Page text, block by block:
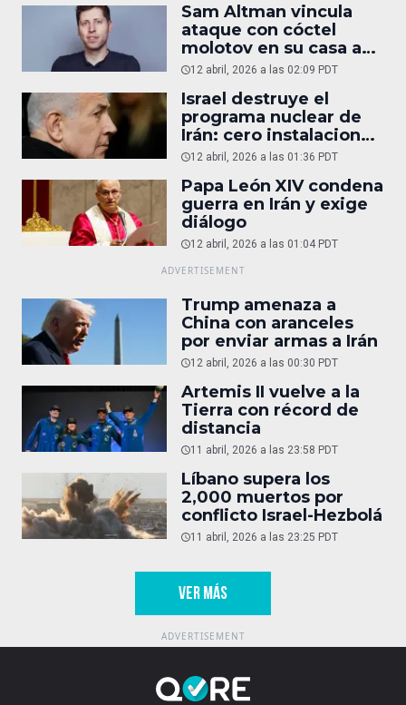
Sam Altman vincula
ataque con cóctel
molotov en su casa a
reportaje
12 abril, 2026 a las 02:09 PDT
Israel destruye el
programa nuclear de
Irán: cero instalaciones
operativas
12 abril, 2026 a las 01:36 PDT
Papa León XIV condena
guerra en Irán y exige
diálogo
12 abril, 2026 a las 01:04 PDT
Trump amenaza a
China con aranceles
por enviar armas a Irán
12 abril, 2026 a las 00:30 PDT
Artemis II vuelve a la
Tierra con récord de
distancia
11 abril, 2026 a las 23:58 PDT
Líbano supera los
2,000 muertos por
conflicto Israel-Hezbolá
11 abril, 2026 a las 23:25 PDT
VER MÁS